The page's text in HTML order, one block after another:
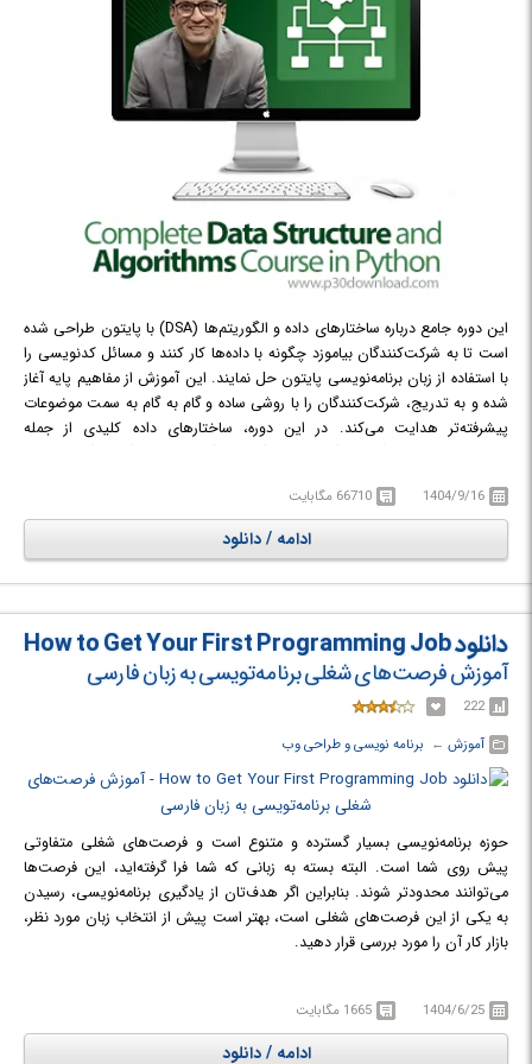
این دوره جامع درباره ساختارهای داده و الگوریتم‌ها (DSA) با پایتون طراحی شده
است تا به شرکت‌کنندگان بیاموزد چگونه با داده‌ها کار کنند و مسائل کدنویسی را
با استفاده از زبان برنامه‌نویسی پایتون حل نمایند. این آموزش از مفاهیم پایه آغاز
شده و به تدریج، شرکت‌کنندگان را با روشی ساده و گام به گام به سمت موضوعات
پیشرفته‌تر هدایت می‌کند. در این دوره، ساختارهای داده کلیدی از جمله
لیست‌ها، پشته‌ها (Stacks)، صف‌ها (Queues)، درخت‌ها (Trees) و گراف‌ها
می‌شوند.
بخش مهمی از دوره، یادگیری نحوه مقایسه راه‌حل‌های مختلف بر اساس پیچیدگی
زمانی (Time Complexity) و پیچیدگی فضایی (Space Complexity) است.
برنامه‌نویسی پویا (Dynamic Programming)، روش تقسیم و حل (Divide-and-
Conquer) و روش‌های حریصانه (Greedy Methods) به طور کامل آموزش داده
خواهند شد. این دوره کامل ساختارهای داده و الگوریتم‌ها با استفاده از پایتون
توسط کارشناسان صنعت و علاقه‌مندان به برنامه‌نویسی رقابتی توسعه و تدریس
می‌شود که تجربه و تخصص خود را برای ارائه بهترین تجربه یادگیری در اختیار
شرکت‌کنندگان قرار می‌دهند.
در دوره آموزشی Complete Data Structure and Algorithms Course in
خواهید شد.
1404/9/16 66710 مگابایت
ادامه / دانلود
دانلود How to Get Your First Programming Job
آموزش فرصت‌های شغلی برنامه‌تویسی به زبان فارسی
222
آموزش ← ‏ برنامه نویسی و طراحی وب
حوزه برنامه‌نویسی بسیار گسترده و متنوع است و فرصت‌های شغلی متفاوتی
پیش روی شما است. البته بسته به زبانی که شما فرا گرفته‌اید، این فرصت‌ها
می‌توانند محدودتر شوند. بنابراین اگر هدف‌تان از یادگیری برنامه‌نویسی، رسیدن
به یکی از این فرصت‌های شغلی است، بهتر است پیش از انتخاب زبان مورد نظر،
بازار کار آن را مورد بررسی قرار دهید.
بگیرید، از دید کارفرماها تا زمانی که سابقه کار مفیدی نداشته باشید، یک
برنامه‌نویس مبتدی محسوب می‌شوید. کارفرمایان معمولا دنبال برنامه‌نویسانی
1404/6/25 1665 مگابایت
ادامه / دانلود